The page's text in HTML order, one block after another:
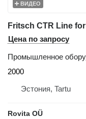
ВИДЕО
Fritsch CTR Line
Цена по запросу
Промышленное
2000
Эстония, Tartu
Rovita OÜ